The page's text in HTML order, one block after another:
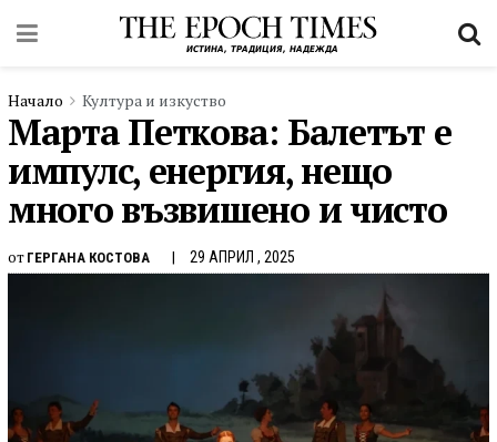
Начало Култура и изкуство
Марта Петкова: Балетът е
импулс, енергия, нещо
много възвишено и чисто
от ГЕРГАНА КОСТОВА 29 АПРИЛ , 2025